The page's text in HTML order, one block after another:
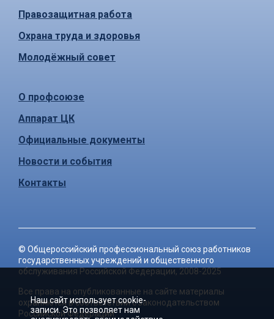
Правозащитная работа
Охрана труда и здоровья
Молодёжный совет
О профсоюзе
Аппарат ЦК
Официальные документы
Новости и события
Контакты
© Общероссийский профессиональный союз работников
государственных учреждений и общественного
обслуживания Российской Федерации, 2008-2025
Все права на опубликованные на сайте материалы
охраняются в соответствии с законодательством
Российской Федерации.
Наш сайт использует cookie-
записи. Это позволяет нам